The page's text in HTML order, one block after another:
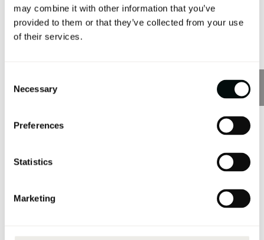
may combine it with other information that you’ve
provided to them or that they’ve collected from your use
of their services.
Selection
Necessary
Preferences
Statistics
Marketing